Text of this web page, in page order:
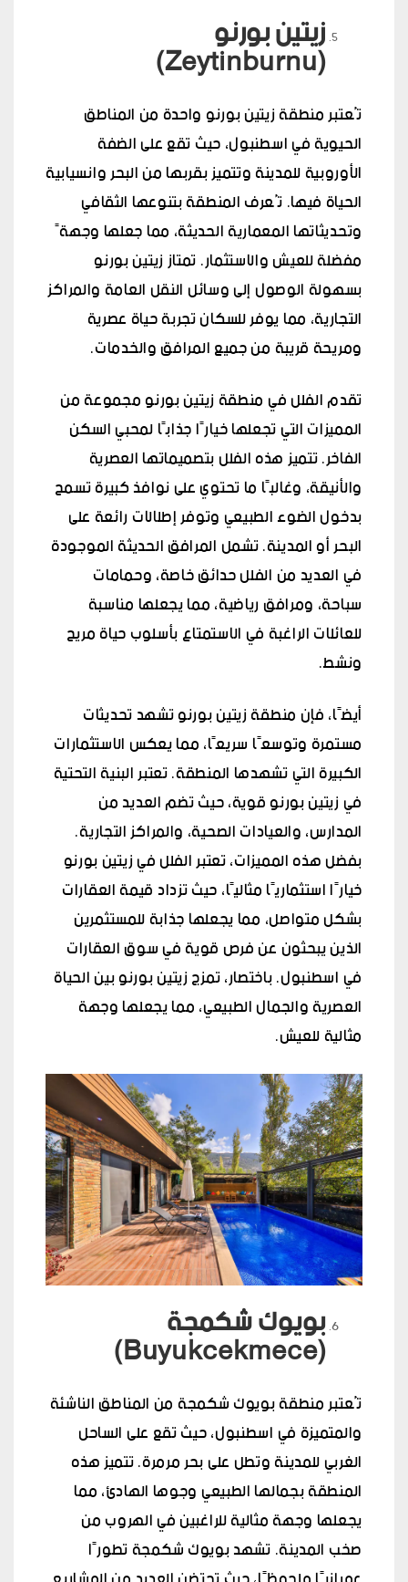
زيتين بورنو
(Zeytinburnu)
تُعتبر منطقة زيتين بورنو واحدة من المناطق
الحيوية في اسطنبول، حيث تقع على الضفة
الأوروبية للمدينة وتتميز بقربها من البحر وانسيابية
الحياة فيها. تُعرف المنطقة بتنوعها الثقافي
وتحديثاتها المعمارية الحديثة، مما جعلها وجهةً
مفضلة للعيش والاستثمار. تمتاز زيتين بورنو
بسهولة الوصول إلى وسائل النقل العامة والمراكز
التجارية، مما يوفر للسكان تجربة حياة عصرية
ومريحة قريبة من جميع المرافق والخدمات.
تقدم الفلل في منطقة زيتين بورنو مجموعة من
المميزات التي تجعلها خيارًا جذابًا لمحبي السكن
الفاخر. تتميز هذه الفلل بتصميماتها العصرية
والأنيقة، وغالبًا ما تحتوي على نوافذ كبيرة تسمح
بدخول الضوء الطبيعي وتوفر إطلالات رائعة على
البحر أو المدينة. تشمل المرافق الحديثة الموجودة
في العديد من الفلل حدائق خاصة، وحمامات
سباحة، ومرافق رياضية، مما يجعلها مناسبة
للعائلات الراغبة في الاستمتاع بأسلوب حياة مريح
ونشط.
أيضًا، فإن منطقة زيتين بورنو تشهد تحديثات
مستمرة وتوسعًا سريعًا، مما يعكس الاستثمارات
الكبيرة التي تشهدها المنطقة. تعتبر البنية التحتية
في زيتين بورنو قوية، حيث تضم العديد من
المدارس، والعيادات الصحية، والمراكز التجارية.
بفضل هذه المميزات، تعتبر الفلل في زيتين بورنو
خيارًا استثماريًا مثاليًا، حيث تزداد قيمة العقارات
بشكل متواصل، مما يجعلها جذابة للمستثمرين
الذين يبحثون عن فرص قوية في سوق العقارات
في اسطنبول. باختصار، تمزج زيتين بورنو بين الحياة
العصرية والجمال الطبيعي، مما يجعلها وجهة
مثالية للعيش.
بويوك شكمجة
(Buyukcekmece)
تُعتبر منطقة بويوك شكمجة من المناطق الناشئة
والمتميزة في اسطنبول، حيث تقع على الساحل
الغربي للمدينة وتطل على بحر مرمرة. تتميز هذه
المنطقة بجمالها الطبيعي وجوها الهادئ، مما
يجعلها وجهة مثالية للراغبين في الهروب من
صخب المدينة. تشهد بويوك شكمجة تطورًا